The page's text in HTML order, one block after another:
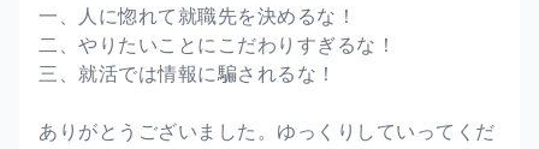
一、人に惚れて就職先を決めるな！
二、やりたいことにこだわりすぎるな！
三、就活では情報に騙されるな！
ありがとうございました。ゆっくりしていってくだ